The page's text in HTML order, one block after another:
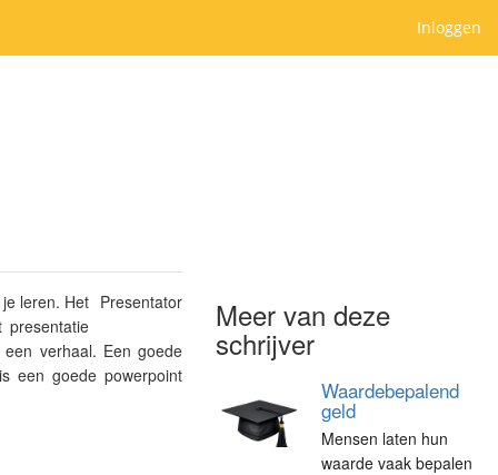
Inloggen
Presentator
leren. Het
verhaal. Een goede
een goede powerpoint
Meer van deze
schrijver
Waardebepalend
geld
Mensen laten hun
waarde vaak bepalen